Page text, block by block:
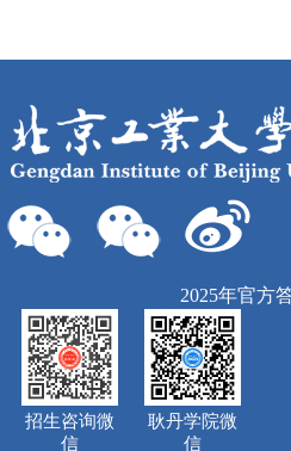
2025年官方
耿丹学院微
信
招生咨询微
信